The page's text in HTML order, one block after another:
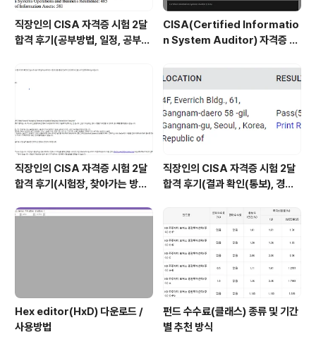
직장인의 CISA 자격증 시험 2달
합격 후기(공부방법, 일정, 공부시
CISA(Certified Informatio
n System Auditor) 자격증 시
험 일정 확인(23년)
직장인의 CISA 자격증 시험 2달
합격 후기(시험장, 찾아가는 방법,
직장인의 CISA 자격증 시험 2달
합격 후기(결과 확인(통보), 경력
Hex editor(HxD) 다운로드 /
사용방법
펀드 수수료(클래스) 종류 및 기간
별 추천 방식